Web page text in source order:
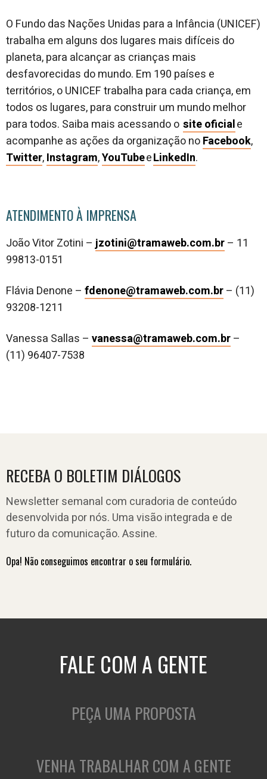
O Fundo das Nações Unidas para a Infância (UNICEF)
trabalha em alguns dos lugares mais difíceis do
planeta, para alcançar as crianças mais
desfavorecidas do mundo. Em 190 países e
territórios, o UNICEF trabalha para cada criança, em
todos os lugares, para construir um mundo melhor
para todos. Saiba mais acessando o site oficiale
acompanhe as ações da organização noFacebook,
Twitter,Instagram,YouTubeeLinkedIn.
ATENDIMENTO À IMPRENSA
João Vitor Zotini – jzotini@tramaweb.com.br– 11
99813-0151
Flávia Denone – fdenone@tramaweb.com.br– (11)
93208-1211
Vanessa Sallas – vanessa@tramaweb.com.br–
(11) 96407-7538
RECEBA O BOLETIM DIÁLOGOS
Newsletter semanal com curadoria de conteúdo
desenvolvida por nós. Uma visão integrada e de
futuro da comunicação. Assine.
Opa! Não conseguimos encontrar o seu formulário.
FALE COM A GENTE
PEÇA UMA PROPOSTA
VENHA TRABALHAR COM A GENTE